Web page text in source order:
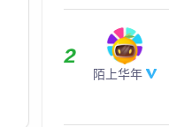
陌上华年